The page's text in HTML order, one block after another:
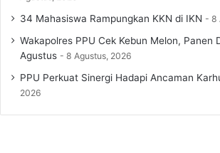
34 Mahasiswa Rampungkan KKN di IKN 8
Wakapolres PPU Cek Kebun Melon, Panen
Agustus
8 Agustus, 2026
PPU Perkuat Sinergi Hadapi Ancaman
2026